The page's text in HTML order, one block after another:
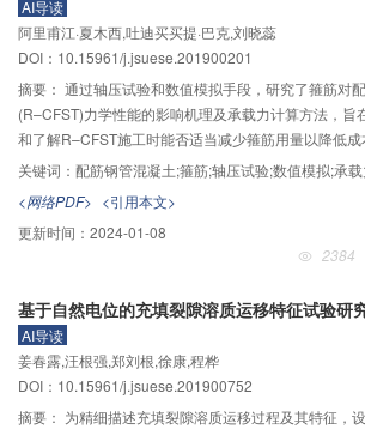
场分散竞争阶段的综合能源服务主动推送策略，以及基
挖掘、协同过滤推荐等理论方法，构建面向市场信息汇
的规模性服务推荐策略。最后，从促进市场集中度和开
户侧能源消费行为的引导与培育、提升用能数据获取
面，对未来的研究、实践和政策制定工作提出了若干
联网的发展不仅将打破传统的能源服务供需模式，还
态，要充分发挥能源互联网推动综合能源服务规模化发
需要在市场运营模式、技术等层面上开展更为广泛和
低于位移角限值要求。轴压比在0.15～0.30范围内，当
凝土组合剪力墙的轴压比相同时，前者表现出更好的抗
元分析结果的可靠性，后续对两个剪力墙试件进行了拟
有限元分析结果与试验结果吻合度较高，因此，有限
实际工程提供参考。
AI导读
阿里甫江·夏木西,吐迪买买提·巴克,刘晓蕊
DOI：10.15961/j.jsuese.201900201
摘要： 通过轴压试验和数值模拟手段，研究了箍筋对
(R–CFST)力学性能的影响机理及承载力计算方法，旨
和了解R–CFST施工时能否适当减少箍筋用量以降低
和螺旋式两种箍筋形式，其中，平行式箍筋有3种间距
CFST和3根钢管混凝土试件。试件在受力性能、承载
箍效应和破坏模式等方面的分析结果表明：构件在最
载力与箍筋间距和形式无关，承载力计算时可不予考虑
的变化不会对构件的力学性能产生明显影响，因而推
其是对延性的提高作用更为显著，因而推荐使用螺旋式
延性和抗震性能。在试验结果的基础上，进行了数值分
有效的核心混凝土本构方程和此类构件的数值模拟方法
验证了试验结论的准确性。最后，研究了R–CFST的承
国规范给出的公式过于保守，提出了与中国规范的设
关键词： 配筋钢管混凝土;箍筋;轴压试验;数值模拟;承载
<网络PDF> <引用本文>
更新时间： 2024-01-08
2384
基于自然电位的充填裂隙溶质运移特征试验研
AI导读
姜春露,汪根强,郑刘根,徐康,程桦
DOI：10.15961/j.jsuese.201900752
摘要： 为精细描述充填裂隙溶质运移过程及其特征，